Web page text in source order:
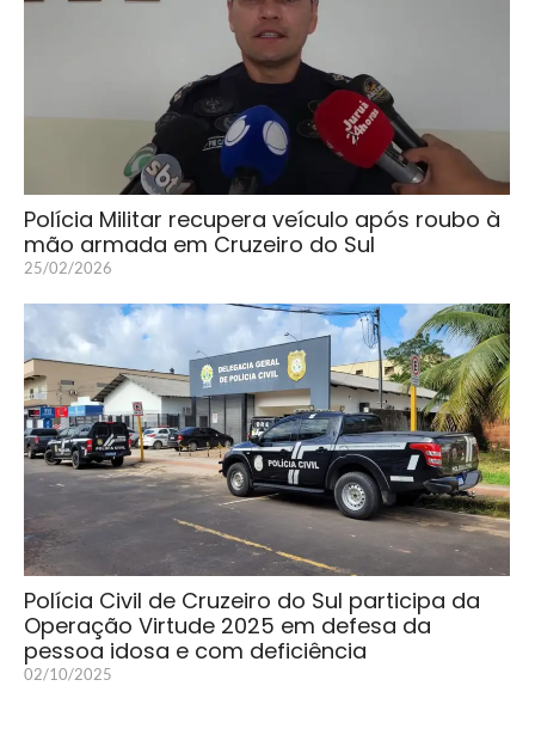
Polícia Militar recupera veículo após roubo à
mão armada em Cruzeiro do Sul
25/02/2026
Polícia Civil de Cruzeiro do Sul participa da
Operação Virtude 2025 em defesa da
pessoa idosa e com deficiência
02/10/2025